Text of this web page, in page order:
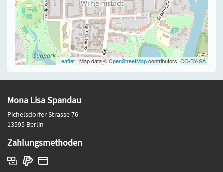
Leaflet | Map data ©OpenStreetMapcontributors,CC-BY-SA
Mona Lisa Spandau
Pichelsdorfer Strasse 76
13595 Berlin
Zahlungsmethoden